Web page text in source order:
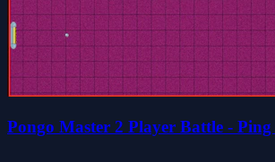
Pongo Master 2 Player Battle -